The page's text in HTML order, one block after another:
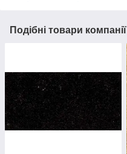
Подібні товари компанії